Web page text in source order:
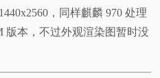
，同样麒麟 970 处理
版本，不过外观渲染图暂时没